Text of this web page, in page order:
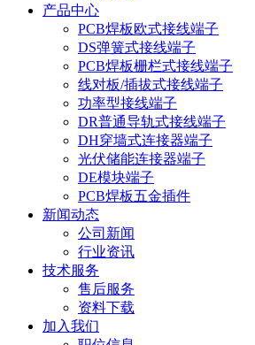
产品中心
PCB焊板欧式接线端子
DS弹簧式接线端子
PCB焊板栅栏式接线端子
线对板/插拔式接线端子
功率型接线端子
DR普通导轨式接线端子
DH穿墙式连接器端子
光伏储能连接器端子
DE模块端子
PCB焊板五金插件
新闻动态
公司新闻
行业资讯
技术服务
售后服务
资料下载
加入我们